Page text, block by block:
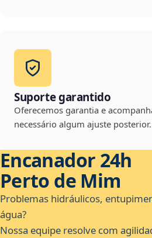
Suporte garantido
Oferecemos garantia e
necessário algum ajuste posterior.
Encanador 24h
Perto de Mim
Problemas hidráulicos,
água?
Nossa equipe resolve com